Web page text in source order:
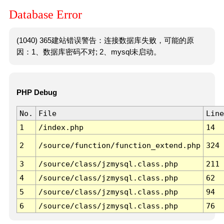
Database Error
(1040) 365建站错误警告：连接数据库失败，可能的原
因：1、数据库密码不对; 2、mysql未启动。
PHP Debug
No. File
Line
1
/index.php 14
2 /source/function/function_extend.php 324
3 /source/class/jzmysql.class.php
211
4
/source/class/jzmysql.class.php
62
5
/source/class/jzmysql.class.php
94
6
/source/class/jzmysql.class.php 76